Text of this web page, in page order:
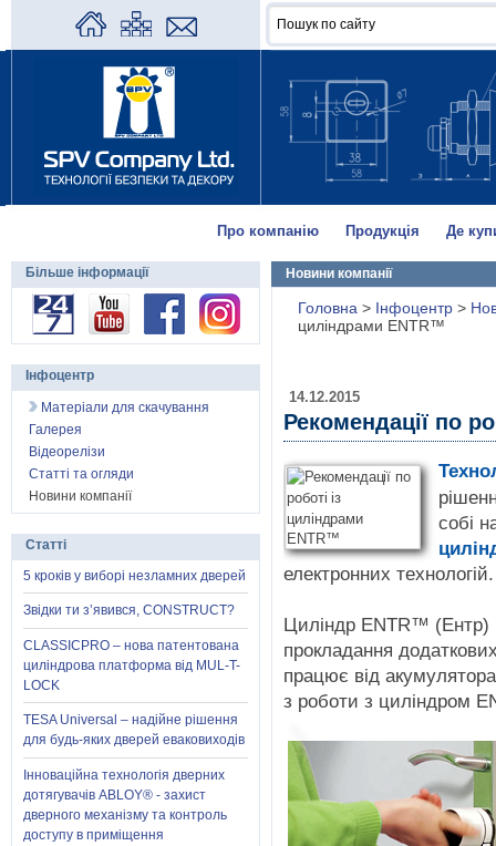
Про компанію Продукція Де
Новини компанії
Головна > Інфоцентр >
циліндрами ENTR™
14.12.2015
Рекомендації по
собі
електронних технологій.
Циліндр ENTR™ (Ентр)
прокладання
працює від
з роботи з циліндром
Більше інформації
Інфоцентр
Матеріали для скачування
Галерея
Відеорелізи
Статті та огляди
Новини компанії
Статті
5 кроків у виборі незламних дверей
Звідки ти з’явився, CONSTRUCT?
CLASSICPRO – нова патентована
циліндрова платформа від MUL-T-
LOCK
TESA Universal – надійне рішення
для будь-яких дверей еваковиходів
Інноваційна технологія дверних
дотягувачів ABLOY® - захист
дверного механізму та контроль
доступу в приміщення